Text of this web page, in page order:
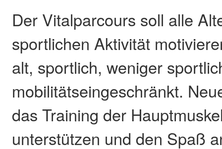
Der Vitalparcours soll alle
sportlichen Aktivität
alt, sportlich, weniger
mobilitätseingeschränkt.
das Training der
unterstützen und den Spaß